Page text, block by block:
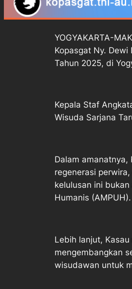
YOGYAKARTA-
Kopasgat Ny.
Tahun 2025, di
Kepala Staf
Wisuda Sarjana
Dalam
regenerasi
kelulusan ini
Humanis (AMPUH).
Lebih lanjut,
mengembangkan
wisudawan untuk